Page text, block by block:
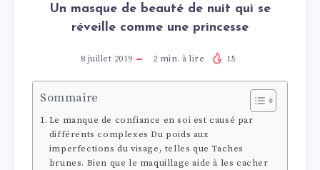
Un masque de beauté de nuit qui se
réveille comme une princesse
8 juillet 2019 2 min. à lire 15
Sommaire
Le manque de confiance en soi est causé par
différents complexes Du poids aux
imperfections du visage, telles que Taches
brunes. Bien que le maquillage aide à les cacher